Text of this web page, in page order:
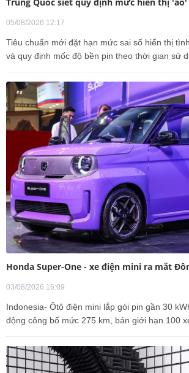
05/08/2026 12:17
Tiêu chuẩn mới đặt hạn mức sai số hiển thị
và quy định mốc độ bền pin theo thời gian sử
Honda Super-One - xe điện mini ra mắt
03/08/2026 16:09
Indonesia- Ôtô điện mini lắp gói pin gần 30
động công bố mức 275 km, bán giới hạn 100